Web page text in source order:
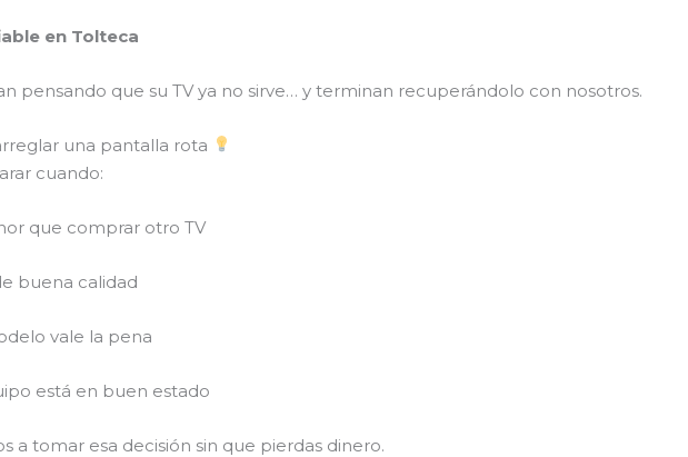
en Tolteca
pensando que su TV ya no sirve… y terminan recuperándolo con nosotros.
una pantalla rota
cuando:
que comprar otro TV
buena calidad
vale la pena
está en buen estado
a tomar esa decisión sin que pierdas dinero.